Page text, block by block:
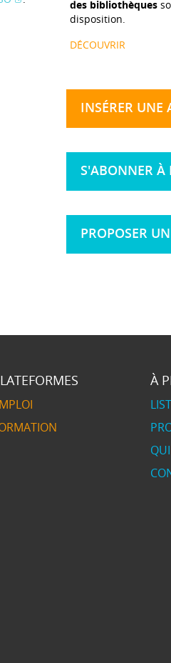
des bibliothèques
disposition.
DÉCOUVRIR
INSÉRER UNE
S'ABONNER À
PROPOSER
À